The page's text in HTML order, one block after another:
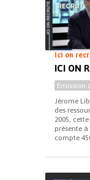
Ici on
ICI ON
Emission
Jérome
des
2005,
présente
compte